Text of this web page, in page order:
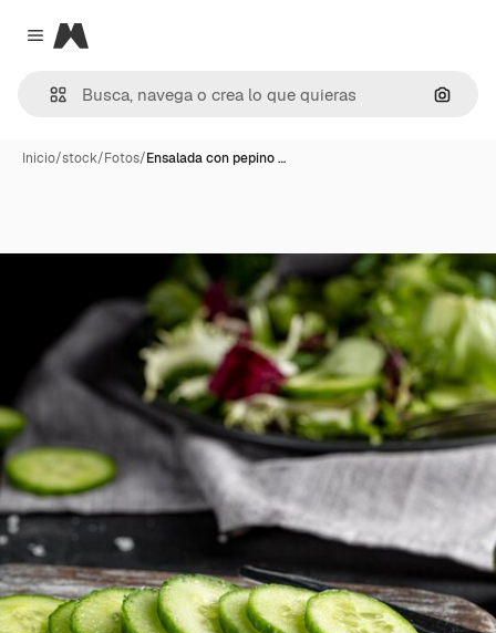
Close menu
Magnific
Inicio/stock/Fotos/Ensalada con pepino …